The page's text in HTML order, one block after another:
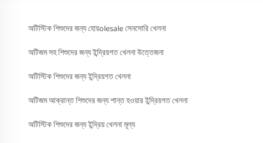
অটিস্টিক শিশুদের জন্য হোয়olesale সেনসোরি খেলনা
অটিজম সহ শিশুদের জন্য ইন্দ্রিয়গত খেলনা উত্তেজনা
অটিস্টিক শিশুদের জন্য ইন্দ্রিয়গত খেলনা
অটিজম আক্রান্ত শিশুদের জন্য শান্ত হওয়ার ইন্দ্রিয়গত খেলনা
অটিস্টিক শিশুদের জন্য ইন্দ্রিয় খেলনা মূল্য